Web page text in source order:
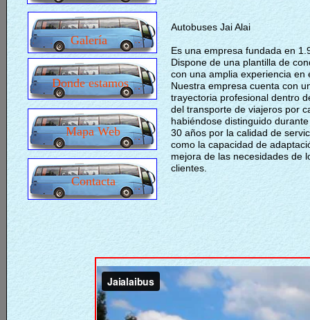
Galería
Donde estamos
Mapa Web
Contacta
Autobuses Jai Alai
Es una empresa fundada en
Dispone de una plantilla de
con una amplia experiencia en
Nuestra empresa cuenta con
trayectoria profesional dentro
del transporte de viajeros por
habiéndose distinguido
30 años por la calidad de
como la capacidad de
mejora de las necesidades de
clientes.